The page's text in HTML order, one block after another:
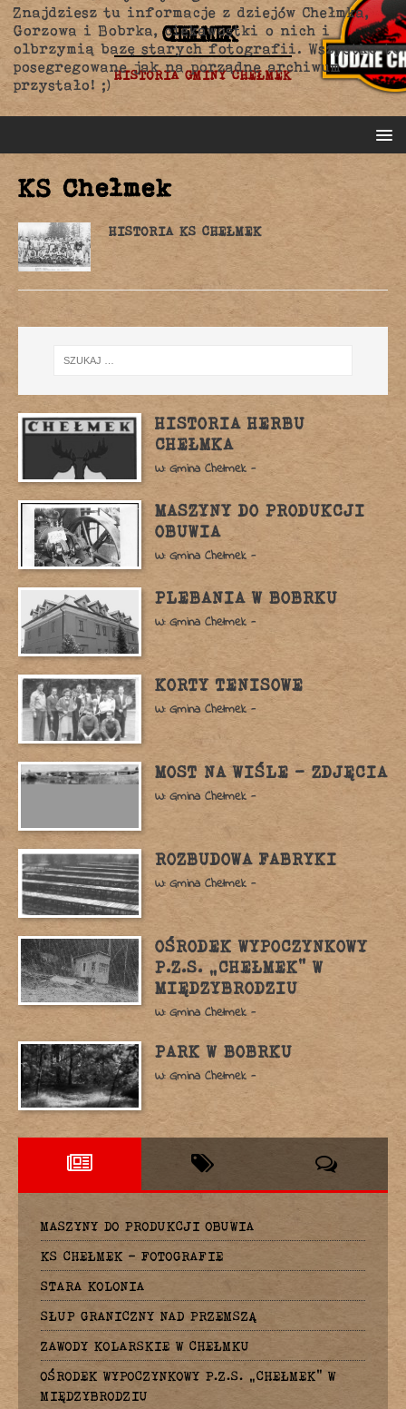
CHEŁMEK
HISTORIA GMINY CHEŁMEK
Znajdziesz tu informacje z dziejów Chełmka,
Gorzowa i Bobrka, ciekawostki o nich i
olbrzymią bazę starych fotografii. Wszystko to
posegregowane jak na porządne archiwum
przystało! ;)
KS Chełmek
HISTORIA KS CHEŁMEK
HISTORIA HERBU
CHEŁMKA
W: Gmina Chełmek -
MASZYNY DO PRODUKCJI
OBUWIA
W: Gmina Chełmek -
PLEBANIA W BOBRKU
W: Gmina Chełmek -
KORTY TENISOWE
W: Gmina Chełmek -
MOST NA WIŚLE – ZDJĘCIA
W: Gmina Chełmek -
ROZBUDOWA FABRYKI
W: Gmina Chełmek -
OŚRODEK WYPOCZYNKOWY
P.Z.S. „CHEŁMEK” W
MIĘDZYBRODZIU
W: Gmina Chełmek -
PARK W BOBRKU
W: Gmina Chełmek -
MASZYNY DO PRODUKCJI OBUWIA
KS CHEŁMEK – FOTOGRAFIE
STARA KOLONIA
SŁUP GRANICZNY NAD PRZEMSZĄ
ZAWODY KOLARSKIE W CHEŁMKU
OŚRODEK WYPOCZYNKOWY P.Z.S. „CHEŁMEK” W
MIĘDZYBRODZIU